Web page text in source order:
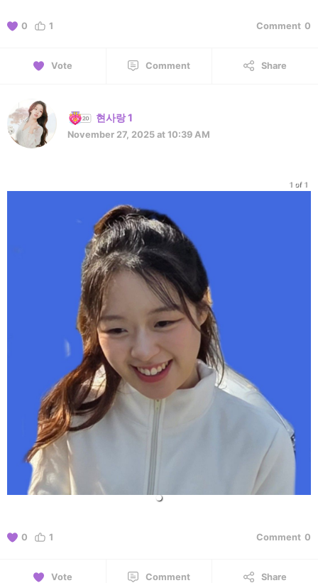
0 1 Comment 0
Vote Comment Share
현사랑 1
November 27, 2025 at 10:39 AM
1 of 1
0 1 Comment 0
Vote Comment Share